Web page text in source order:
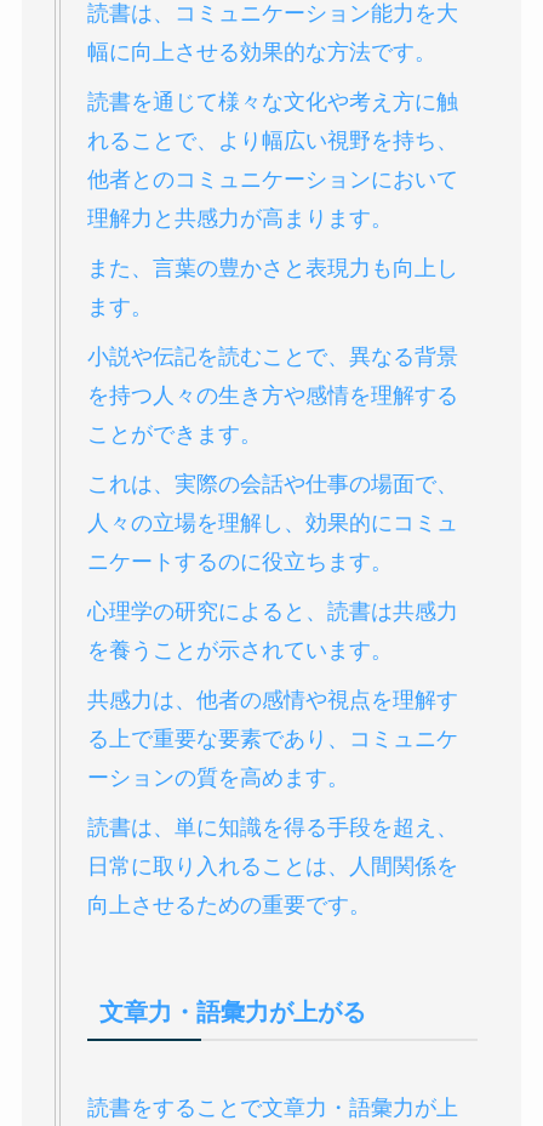
読書は、コミュニケーション能力を大
幅に向上させる効果的な方法です。
読書を通じて様々な文化や考え方に触
れることで、より幅広い視野を持ち、
他者とのコミュニケーションにおいて
理解力と共感力が高まります。
また、言葉の豊かさと表現力も向上し
ます。
小説や伝記を読むことで、異なる背景
を持つ人々の生き方や感情を理解する
ことができます。
これは、実際の会話や仕事の場面で、
人々の立場を理解し、効果的にコミュ
ニケートするのに役立ちます。
心理学の研究によると、読書は共感力
を養うことが示されています。
共感力は、他者の感情や視点を理解す
る上で重要な要素であり、コミュニケ
ーションの質を高めます。
読書は、単に知識を得る手段を超え、
日常に取り入れることは、人間関係を
向上させるための重要です。
文章力・語彙力が上がる
読書をすることで文章力・語彙力が上